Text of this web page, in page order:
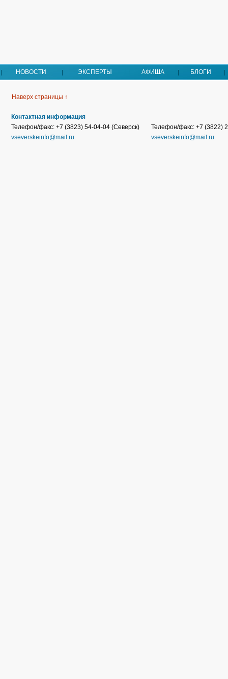
НОВОСТИ ЭКСПЕРТЫ АФИША БЛОГИ
Наверх страницы ↑
Контактная информация
Телефон/факс: +7 (3823) 54-04-04 (Северск)
vseverskeinfo@mail.ru
Телефон/факс: +7 (3822)
vseverskeinfo@mail.ru